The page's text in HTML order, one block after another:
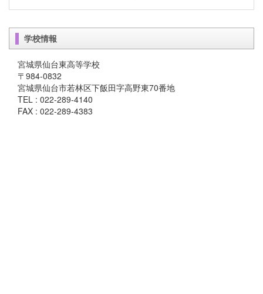
学校情報
宮城県仙台東高等学校
〒984-0832
宮城県仙台市若林区下飯田字高野東70番地
TEL : 022-289-4140
FAX : 022-289-4383